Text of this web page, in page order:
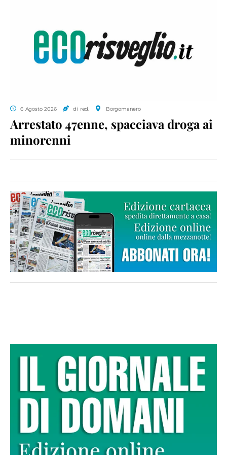
6 Agosto 2026 di red. Borgomanero
Arrestato 47enne, spacciava droga ai
minorenni